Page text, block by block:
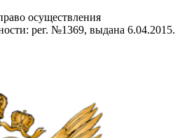
осуществления
рег. №1369, выдана 6.04.2015.